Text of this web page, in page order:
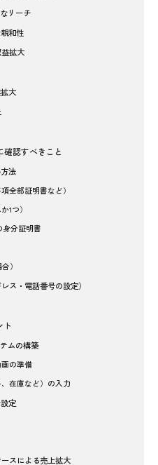
リーチ
和性
拡大
大
確認すべきこと
法
全部証明書など）
1つ）
身分証明書
）
ス・電話番号の設定）
ト
ムの構築
の準備
在庫など）の入力
定
スによる売上拡大